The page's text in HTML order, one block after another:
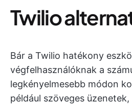
Twilio
Bár a Twilio hatékony
végfelhasználóknak a
legkényelmesebb módon
például szöveges